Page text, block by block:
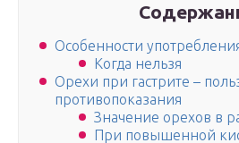
Особенности
Когда нельзя
Орехи при гастрите –
противопоказания
Значение орехов в
При повышенной